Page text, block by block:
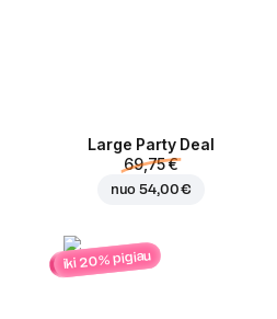
Large Party Deal
69,75 €
nuo54,00 €
iki 20% pigiau